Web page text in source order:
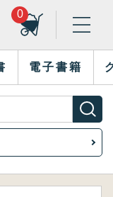
0
電子書籍